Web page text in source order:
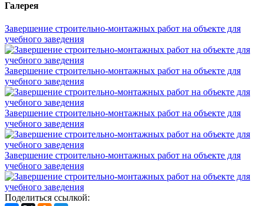
Галерея
Завершение строительно-монтажных работ на объекте для
учебного заведения
Завершение строительно-монтажных работ на объекте для
учебного заведения
Завершение строительно-монтажных работ на объекте для
учебного заведения
Завершение строительно-монтажных работ на объекте для
учебного заведения
Поделиться ссылкой: